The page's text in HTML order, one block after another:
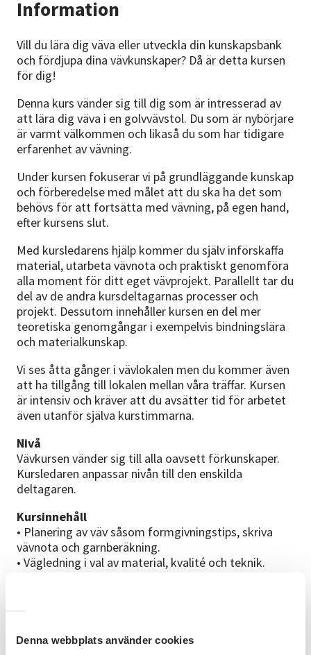
Denna webbplats använder cookies
Information
Vill du lära dig väva eller utveckla din kunskapsbank
och fördjupa dina vävkunskaper? Då är detta kursen
för dig!
Denna kurs vänder sig till dig som är intresserad av
att lära dig väva i en golvvävstol. Du som är nybörjare
är varmt välkommen och likaså du som har tidigare
erfarenhet av vävning.
Under kursen fokuserar vi på grundläggande kunskap
och förberedelse med målet att du ska ha det som
behövs för att fortsätta med vävning, på egen hand,
efter kursens slut.
Med kursledarens hjälp kommer du själv införskaffa
material, utarbeta vävnota och praktiskt genomföra
alla moment för ditt eget vävprojekt. Parallellt tar du
del av de andra kursdeltagarnas processer och
projekt. Dessutom innehåller kursen en del mer
teoretiska genomgångar i exempelvis bindningslära
och materialkunskap.
Vi ses åtta gånger i vävlokalen men du kommer även
att ha tillgång till lokalen mellan våra träffar. Kursen
är intensiv och kräver att du avsätter tid för arbetet
även utanför själva kurstimmarna.
Nivå
Vävkursen vänder sig till alla oavsett förkunskaper.
Kursledaren anpassar nivån till den enskilda
deltagaren.
Kursinnehåll
• Planering av väv såsom formgivningstips, skriva
vävnota och garnberäkning.
• Vägledning i val av material, kvalité och teknik.
inredning av vävstol.
• Efterarbete och genomgång av olika avslut och